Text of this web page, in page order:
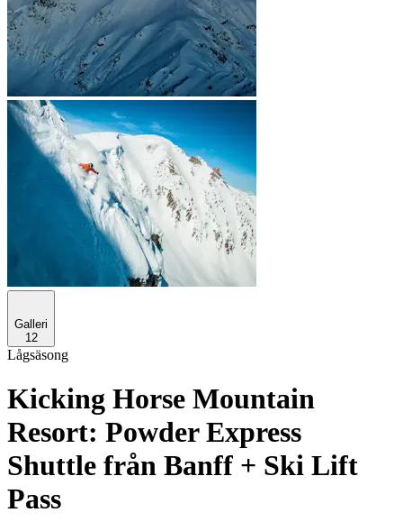
Galleri
12
Lågsäsong
Kicking Horse Mountain
Resort: Powder Express
Shuttle från Banff + Ski Lift
Pass